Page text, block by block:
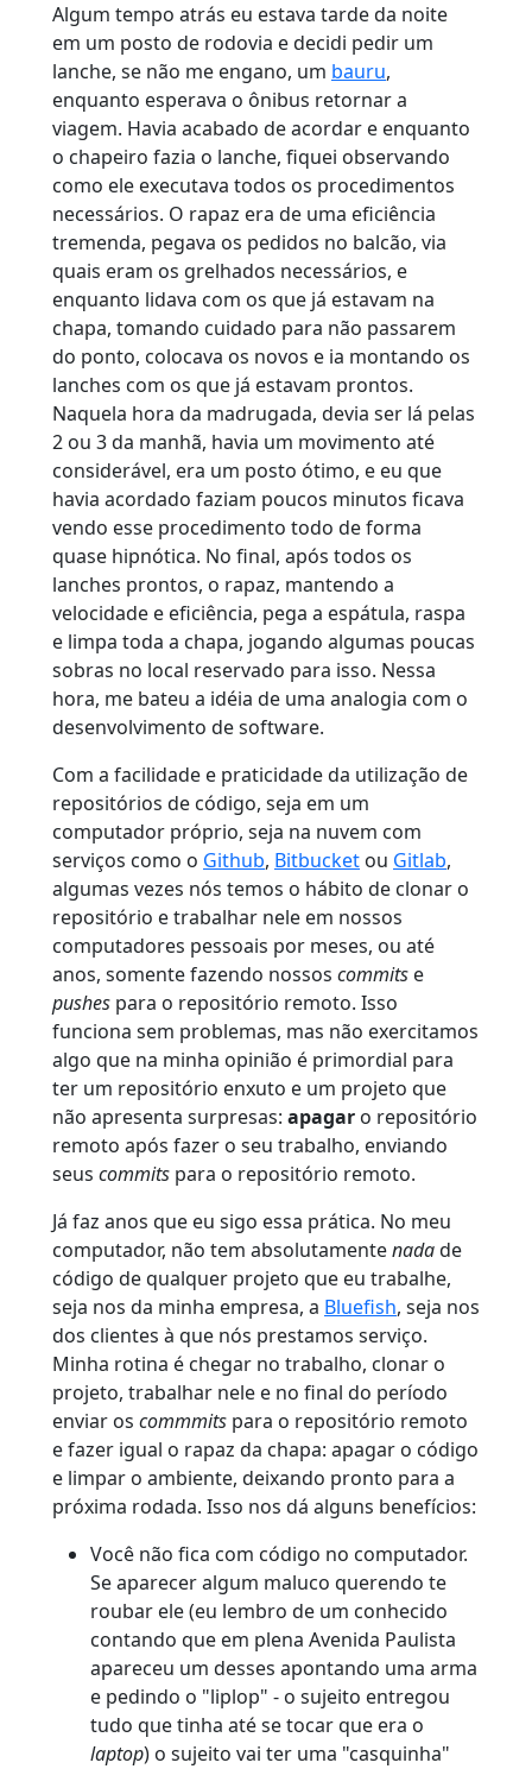
Algum tempo atrás eu estava tarde da noite
em um posto de rodovia e decidi pedir um
lanche, se não me engano, um bauru,
enquanto esperava o ônibus retornar a
viagem. Havia acabado de acordar e enquanto
o chapeiro fazia o lanche, fiquei observando
como ele executava todos os procedimentos
necessários. O rapaz era de uma eficiência
tremenda, pegava os pedidos no balcão, via
quais eram os grelhados necessários, e
enquanto lidava com os que já estavam na
chapa, tomando cuidado para não passarem
do ponto, colocava os novos e ia montando os
lanches com os que já estavam prontos.
Naquela hora da madrugada, devia ser lá pelas
2 ou 3 da manhã, havia um movimento até
considerável, era um posto ótimo, e eu que
havia acordado faziam poucos minutos ficava
vendo esse procedimento todo de forma
quase hipnótica. No final, após todos os
lanches prontos, o rapaz, mantendo a
velocidade e eficiência, pega a espátula, raspa
e limpa toda a chapa, jogando algumas poucas
sobras no local reservado para isso. Nessa
hora, me bateu a idéia de uma analogia com o
desenvolvimento de software.
Com a facilidade e praticidade da utilização de
repositórios de código, seja em um
computador próprio, seja na nuvem com
serviços como o Github, Bitbucket ou Gitlab,
algumas vezes nós temos o hábito de clonar o
repositório e trabalhar nele em nossos
computadores pessoais por meses, ou até
anos, somente fazendo nossos commits e
pushes para o repositório remoto. Isso
funciona sem problemas, mas não exercitamos
algo que na minha opinião é primordial para
ter um repositório enxuto e um projeto que
não apresenta surpresas: apagar o repositório
remoto após fazer o seu trabalho, enviando
seus commits para o repositório remoto.
Já faz anos que eu sigo essa prática. No meu
computador, não tem absolutamentenadade
código de qualquer projeto que eu trabalhe,
seja nos da minha empresa, a Bluefish, seja nos
dos clientes à que nós prestamos serviço.
Minha rotina é chegar no trabalho, clonar o
projeto, trabalhar nele e no final do período
enviar os commmits para o repositório remoto
e fazer igual o rapaz da chapa: apagar o código
e limpar o ambiente, deixando pronto para a
próxima rodada. Isso nos dá alguns benefícios:
Você não fica com código no computador.
Se aparecer algum maluco querendo te
roubar ele (eu lembro de um conhecido
contando que em plena Avenida Paulista
apareceu um desses apontando uma arma
e pedindo o "liplop" - o sujeito entregou
tudo que tinha até se tocar que era o
laptop) o sujeito vai ter uma "casquinha"